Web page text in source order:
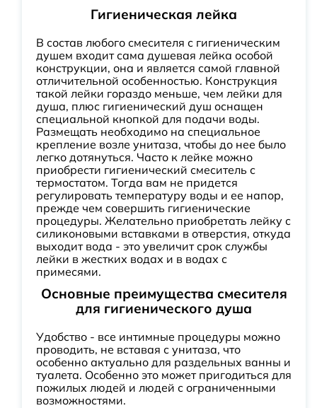
Гигиеническая лейка
В состав любого смесителя с гигиеническим
душем входит сама душевая лейка особой
конструкции, она и является самой главной
отличительной особенностью. Конструкция
такой лейки гораздо меньше, чем лейки для
душа, плюс гигиенический душ оснащен
специальной кнопкой для подачи воды.
Размещать необходимо на специальное
крепление возле унитаза, чтобы до нее было
легко дотянуться. Часто к лейке можно
приобрести гигиенический смеситель с
термостатом. Тогда вам не придется
регулировать температуру воды и ее напор,
прежде чем совершить гигиенические
процедуры. Желательно приобретать лейку с
силиконовыми вставками в отверстия, откуда
выходит вода - это увеличит срок службы
лейки в жестких водах и в водах с
примесями.
Основные преимущества смесителя
для гигиенического душа
Удобство - все интимные процедуры можно
проводить, не вставая с унитаза, что
особенно актуально для раздельных ванны и
туалета. Особенно это может пригодиться для
пожилых людей и людей с ограниченными
возможностями.